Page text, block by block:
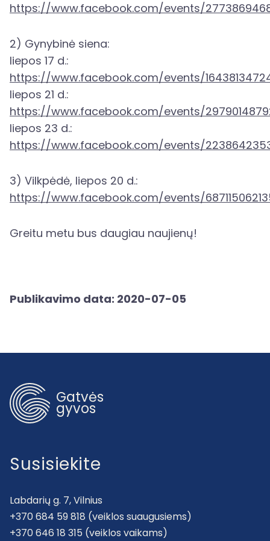
https://www.facebook.com/events/
2) Gynybinė siena:
liepos 17 d.:
https://www.facebook.com/events/
liepos 21 d.:
https://www.facebook.com/events/
liepos 23 d.:
https://www.facebook.com/events/
3) Vilkpėdė, liepos 20 d.:
https://www.facebook.com/events/
Greitu metu bus daugiau naujienų!
Publikavimo data: 2020-07-05
Gatvės
gyvos
Susisiekite
Labdarių g. 7, Vilnius
+370 684 59 818 (veiklos suaugusiems)
+370 646 18 315 (veiklos vaikams)